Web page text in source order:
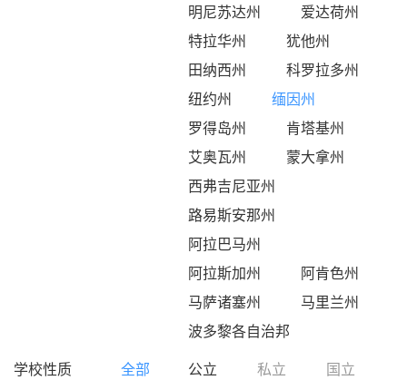
明尼苏达州
爱达荷州
特拉华州
犹他州
田纳西州
科罗拉多州
纽约州
缅因州
罗得岛州
肯塔基州
艾奥瓦州
蒙大拿州
西弗吉尼亚州
路易斯安那州
阿拉巴马州
阿拉斯加州
阿肯色州
马萨诸塞州
马里兰州
波多黎各自治邦
学校性质
全部 公立 私立
国立